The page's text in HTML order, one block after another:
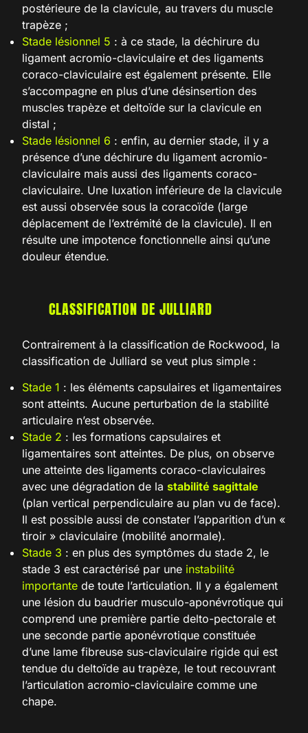
postérieure de la clavicule, au travers du muscle
trapèze ;
Stade lésionnel 5 : à ce stade, la déchirure du
ligament acromio-claviculaire et des ligaments
coraco-claviculaire est également présente. Elle
s’accompagne en plus d’une désinsertion des
muscles trapèze et deltoïde sur la clavicule en
distal ;
Stade lésionnel 6 : enfin, au dernier stade, il y a
présence d’une déchirure du ligament acromio-
claviculaire mais aussi des ligaments coraco-
claviculaire. Une luxation inférieure de la clavicule
est aussi observée sous la coracoïde (large
déplacement de l’extrémité de la clavicule). Il en
résulte une impotence fonctionnelle ainsi qu’une
douleur étendue.
CLASSIFICATION DE JULLIARD
Contrairement à la classification de Rockwood, la
classification de Julliard se veut plus simple :
Stade 1 : les éléments capsulaires et ligamentaires
sont atteints. Aucune perturbation de la stabilité
articulaire n’est observée.
Stade 2 : les formations capsulaires et
ligamentaires sont atteintes. De plus, on observe
une atteinte des ligaments coraco-claviculaires
avec une dégradation de lastabilité sagittale
(plan vertical perpendiculaire au plan vu de face).
Il est possible aussi de constater l’apparition d’un «
tiroir » claviculaire (mobilité anormale).
Stade 3 : en plus des symptômes du stade 2, le
stade 3 est caractérisé par une instabilité
importante de toute l’articulation. Il y a également
une lésion du baudrier musculo-aponévrotique qui
comprend une première partie delto-pectorale et
une seconde partie aponévrotique constituée
d’une lame fibreuse sus-claviculaire rigide qui est
tendue du deltoïde au trapèze, le tout recouvrant
l’articulation acromio-claviculaire comme une
chape.